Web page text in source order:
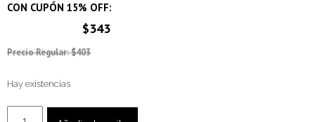
CON CUPÓN 15% OFF:
$343
Precio Regular: $403
Hay existencias